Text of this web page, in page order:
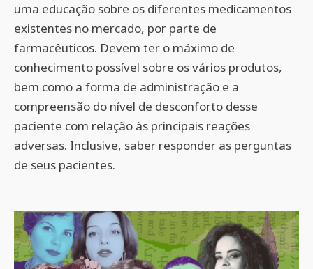
uma educação sobre os diferentes medicamentos
existentes no mercado, por parte de
farmacêuticos. Devem ter o máximo de
conhecimento possível sobre os vários produtos,
bem como a forma de administração e a
compreensão do nível de desconforto desse
paciente com relação às principais reações
adversas. Inclusive, saber responder as perguntas
de seus pacientes.